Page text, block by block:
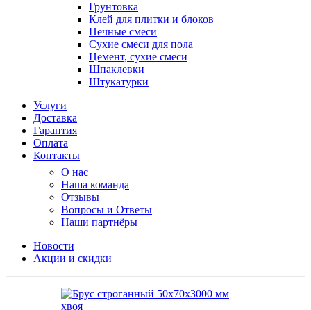
Грунтовка
Клей для плитки и блоков
Печные смеси
Сухие смеси для пола
Цемент, сухие смеси
Шпаклевки
Штукатурки
Услуги
Доставка
Гарантия
Оплата
Контакты
О нас
Наша команда
Отзывы
Вопросы и Ответы
Наши партнёры
Новости
Акции и скидки